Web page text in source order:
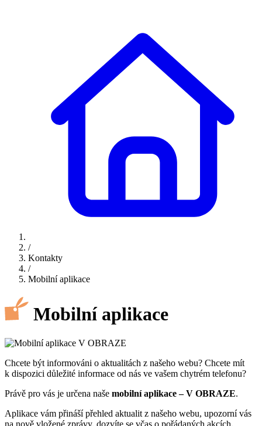
/
Kontakty
/
Mobilní aplikace
Mobilní aplikace
Chcete být informováni o aktualitách z našeho webu? Chcete mít
k dispozici důležité informace od nás ve vašem chytrém telefonu?
Právě pro vás je určena naše mobilní aplikace – V OBRAZE.
Aplikace vám přináší přehled aktualit z našeho webu, upozorní vás
na nově vložené zprávy, dozvíte se včas o pořádaných akcích,